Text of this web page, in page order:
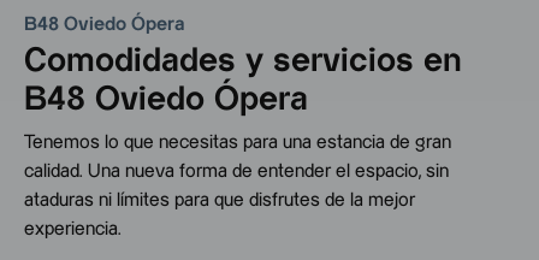
B48 Oviedo Ópera
Comodidades y servicios en
B48 Oviedo Ópera
Tenemos lo que necesitas para una estancia de gran
calidad. Una nueva forma de entender el espacio, sin
ataduras ni límites para que disfrutes de la mejor
experiencia.